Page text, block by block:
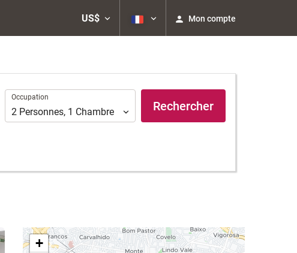
US$ Mon compte
Occupation
Occupation
2 Personnes, 1 Chambre Rechercher
+